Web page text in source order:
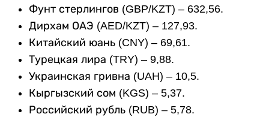
Фунт стерлингов (GBP/KZT) – 632,56.
Дирхам ОАЭ (AED/KZT) – 127,93.
Китайский юань (CNY) – 69,61.
Турецкая лира (TRY) – 9,88.
Украинская гривна (UAH) – 10,5.
Кыргызский сом (KGS) – 5,37.
Российский рубль (RUB) – 5,78.